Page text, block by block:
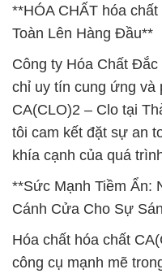
**HÓA CHẤT hóa
Toàn Lên Hàng Đầu**
Công ty Hóa Chất
chỉ uy tín cung ứng và
CA(CLO)2 – Clo tại
tôi cam kết đặt sự an
khía cạnh của quá
**Sức Mạnh Tiềm Ẩn:
Cánh Cửa Cho Sự
Hóa chất hóa chất
công cụ mạnh mẽ